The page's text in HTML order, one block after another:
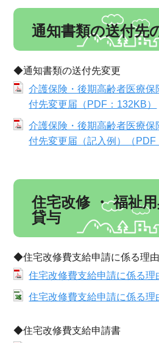
通知書類の送付先
◆通知書類の送付先変更
介護保険・後期高齢者医療保
付先変更届（PDF：132KB）
介護保険・後期高齢者医療保
付先変更届（記入例）（PDF
住宅改修 ・ 福祉
貸与
◆住宅改修費支給申請に係る理
住宅改修費支給申請に係る理
住宅改修費支給申請に係る理
◆住宅改修費支給申請書